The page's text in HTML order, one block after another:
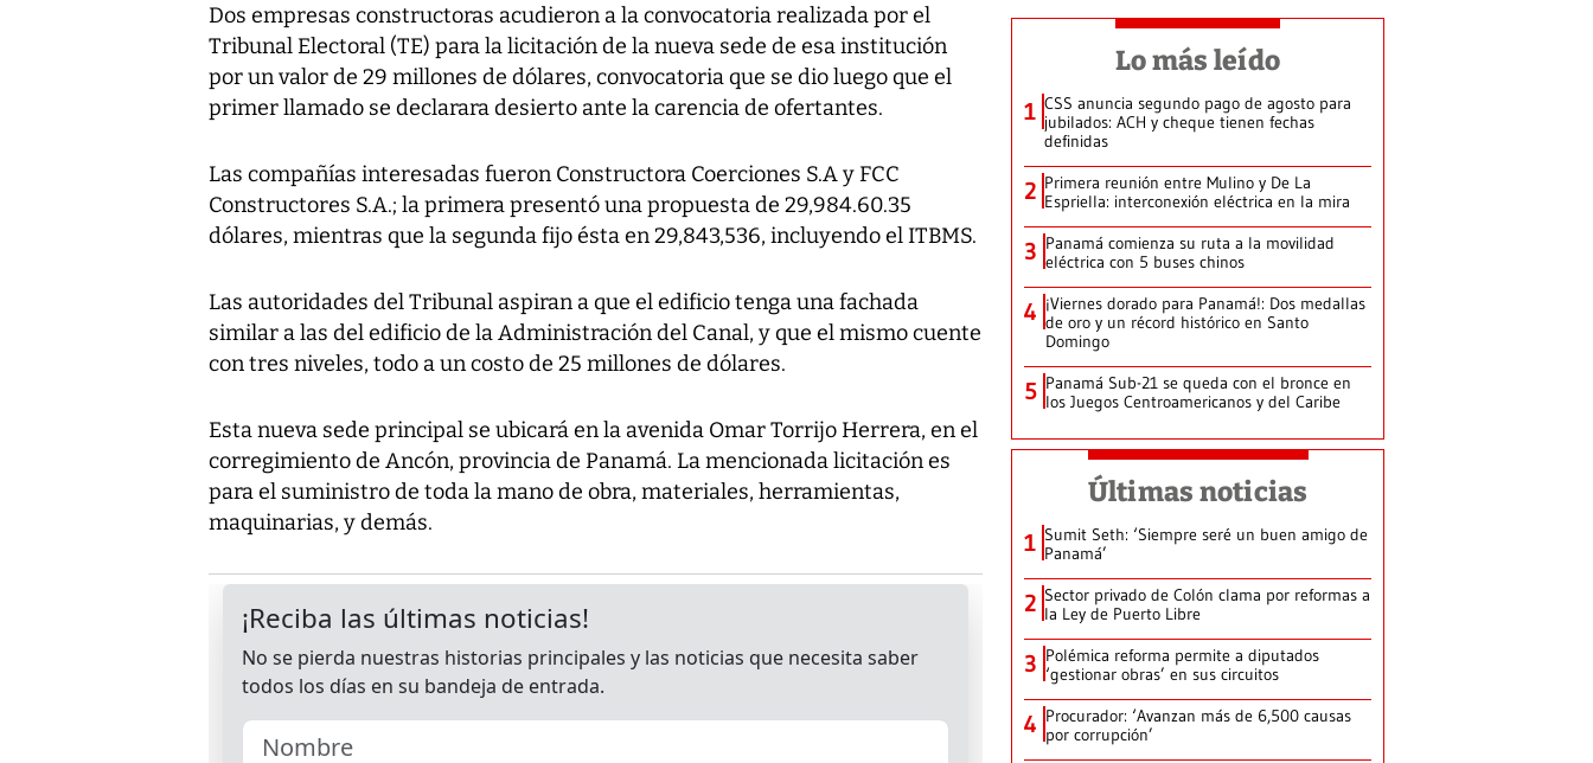
Dos empresas constructoras acudieron a la convocatoria realizada por el
Tribunal Electoral (TE) para la licitación de la nueva sede de esa institución
por un valor de 29 millones de dólares, convocatoria que se dio luego que el
primer llamado se declarara desierto ante la carencia de ofertantes.
Las compañías interesadas fueron Constructora Coerciones S.A y FCC
Constructores S.A.; la primera presentó una propuesta de 29,984.60.35
dólares, mientras que la segunda fijo ésta en 29,843,536, incluyendo el ITBMS.
Las autoridades del Tribunal aspiran a que el edificio tenga una fachada
similar a las del edificio de la Administración del Canal, y que el mismo cuente
con tres niveles, todo a un costo de 25 millones de dólares.
Esta nueva sede principal se ubicará en la avenida Omar Torrijo Herrera, en el
corregimiento de Ancón, provincia de Panamá. La mencionada licitación es
para el suministro de toda la mano de obra, materiales, herramientas,
maquinarias, y demás.
Lo más leído
1 CSS anuncia segundo pago de agosto para
jubilados: ACH y cheque tienen fechas
definidas
2 Primera reunión entre Mulino y De La
Espriella: interconexión eléctrica en la mira
3 Panamá comienza su ruta a la movilidad
eléctrica con 5 buses chinos
4 ¡Viernes dorado para Panamá!: Dos medallas
de oro y un récord histórico en Santo
Domingo
5 Panamá Sub-21 se queda con el bronce en
los Juegos Centroamericanos y del Caribe
Últimas noticias
1 Sumit Seth: ‘Siempre seré un buen amigo de
Panamá’
2 Sector privado de Colón clama por reformas a
la Ley de Puerto Libre
3 Polémica reforma permite a diputados
‘gestionar obras’ en sus circuitos
4 Procurador: ‘Avanzan más de 6,500 causas
por corrupción’